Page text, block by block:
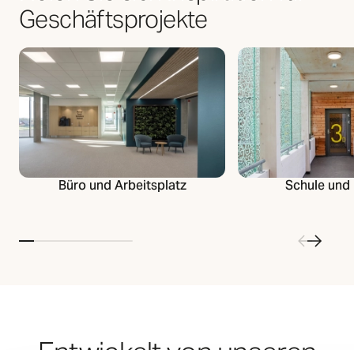
Geschäftsprojekte
Büro und Arbeitsplatz Schule